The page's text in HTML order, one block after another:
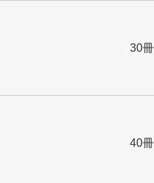
30冊
40冊